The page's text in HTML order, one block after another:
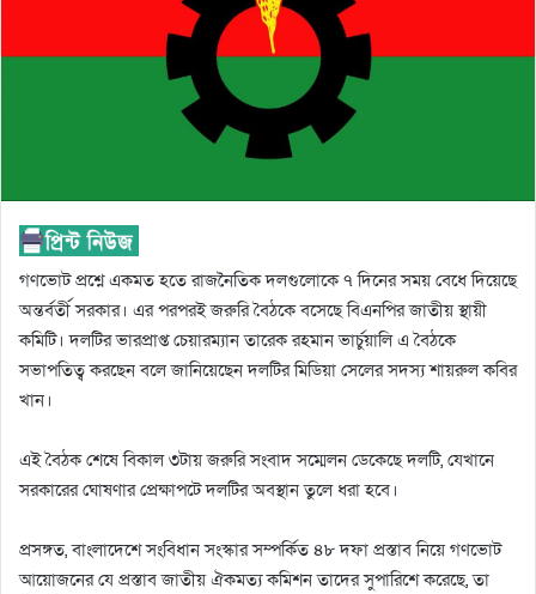
গণভোট প্রশ্নে একমত হতে রাজনৈতিক দলগুলোকে ৭ দিনের সময় বেধে দিয়েছে
অন্তর্বর্তী সরকার। এর পরপরই জরুরি বৈঠকে বসেছে বিএনপির জাতীয় স্থায়ী
কমিটি। দলটির ভারপ্রাপ্ত চেয়ারম্যান তারেক রহমান ভার্চুয়ালি এ বৈঠকে
সভাপতিত্ব করছেন বলে জানিয়েছেন দলটির মিডিয়া সেলের সদস্য শায়রুল কবির
খান।
এই বৈঠক শেষে বিকাল ৩টায় জরুরি সংবাদ সম্মেলন ডেকেছে দলটি, যেখানে
সরকারের ঘোষণার প্রেক্ষাপটে দলটির অবস্থান তুলে ধরা হবে।
প্রসঙ্গত, বাংলাদেশে সংবিধান সংস্কার সম্পর্কিত ৪৮ দফা প্রস্তাব নিয়ে গণভোট
আয়োজনের যে প্রস্তাব জাতীয় ঐকমত্য কমিশন তাদের সুপারিশে করেছে, তা